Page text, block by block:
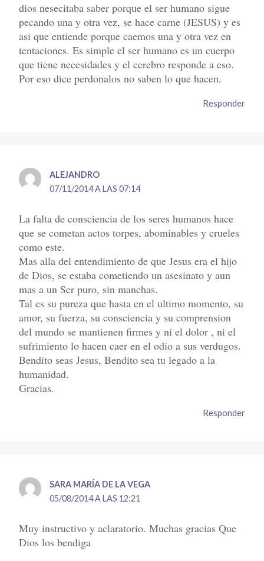
dios nesecitaba saber porque el ser humano sigue
pecando una y otra vez, se hace carne (JESUS) y es
asi que entiende porque caemos una y otra vez en
tentaciones. Es simple el ser humano es un cuerpo
que tiene necesidades y el cerebro responde a eso.
Por eso dice perdonalos no saben lo que hacen.
Responder
ALEJANDRO
07/11/2014 A LAS 07:14
La falta de consciencia de los seres humanos hace
que se cometan actos torpes, abominables y crueles
como este.
Mas alla del entendimiento de que Jesus era el hijo
de Dios, se estaba cometiendo un asesinato y aun
mas a un Ser puro, sin manchas.
Tal es su pureza que hasta en el ultimo momento, su
amor, su fuerza, su consciencia y su comprension
del mundo se mantienen firmes y ni el dolor , ni el
sufrimiento lo hacen caer en el odio a sus verdugos.
Bendito seas Jesus, Bendito sea tu legado a la
humanidad.
Gracias.
Responder
SARA MARÍA DE LA VEGA
05/08/2014 A LAS 12:21
Muy instructivo y aclaratorio. Muchas gracias Que
Dios los bendiga